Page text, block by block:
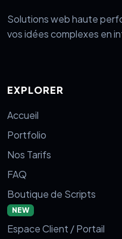
Solutions web haute
vos idées complexes en
EXPLORER
Accueil
Portfolio
Nos Tarifs
FAQ
Boutique de Scripts
NEW
Espace Client / Portail